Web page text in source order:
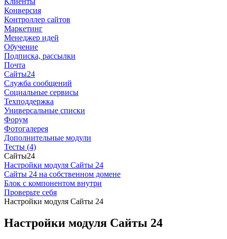
Конверсия
Контроллер сайтов
Маркетинг
Менеджер идей
Обучение
Подписка, рассылки
Почта
Сайты24
Служба сообщений
Социальные сервисы
Техподдержка
Универсальные списки
Форум
Фотогалерея
Дополнительные модули
Тесты (4)
Сайты24
Настройки модуля Сайты 24
Сайты 24 на собственном домене
Блок с компонентом внутри
Проверьте себя
Настройки модуля Сайты 24
Настройки модуля Сайты 24